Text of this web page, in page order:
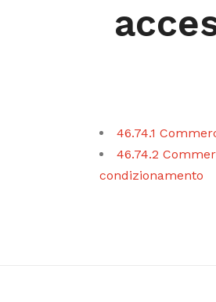
46.74.1
46.74.2
condizionamento